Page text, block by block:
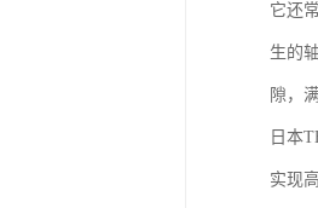
它还
生的
隙，
日本
实现